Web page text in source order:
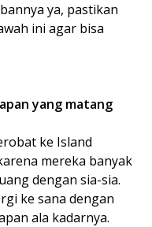
ya, pastikan
ini agar bisa
yang matang
ke Island
mereka banyak
dengan sia-sia.
ke sana dengan
ala kadarnya.